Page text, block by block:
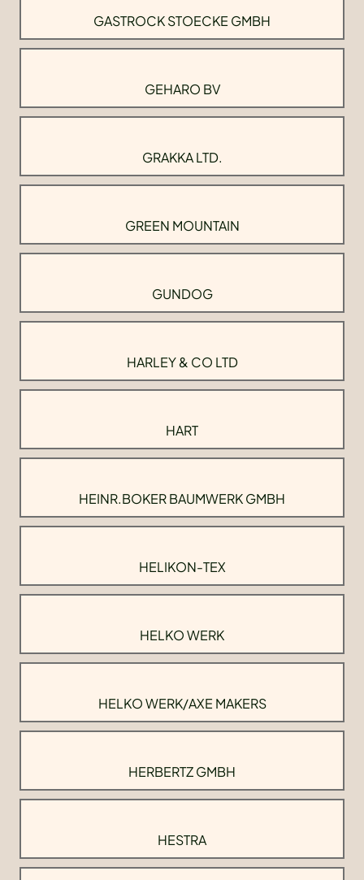
GASTROCK STOECKE GMBH
GEHARO BV
GRAKKA LTD.
GREEN MOUNTAIN
GUNDOG
HARLEY & CO LTD
HART
HEINR.BOKER BAUMWERK GMBH
HELIKON-TEX
HELKO WERK
HELKO WERK/AXE MAKERS
HERBERTZ GMBH
HESTRA